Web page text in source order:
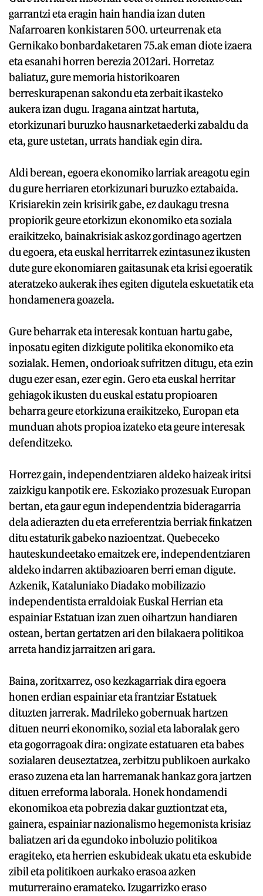
garrantzi eta eragin hain handia izan duten
Nafarroaren konkistaren 500. urteurrenak eta
Gernikako bonbardaketaren 75.ak eman diote izaera
eta esanahi horren berezia 2012ari. Horretaz
baliatuz, gure memoria historikoaren
berreskurapenan sakondu eta zerbait ikasteko
aukera izan dugu. Iragana aintzat hartuta,
etorkizunari buruzko hausnarketaederki zabaldu da
eta, gure ustetan, urrats handiak egin dira.
Aldi berean, egoera ekonomiko larriak areagotu egin
du gure herriaren etorkizunari buruzko eztabaida.
Krisiarekin zein krisirik gabe, ez daukagu tresna
propiorik geure etorkizun ekonomiko eta soziala
eraikitzeko, bainakrisiak askoz gordinago agertzen
du egoera, eta euskal herritarrek ezintasunez ikusten
dute gure ekonomiaren gaitasunak eta krisi egoeratik
ateratzeko aukerak ihes egiten digutela eskuetatik eta
hondamenera goazela.
Gure beharrak eta interesak kontuan hartu gabe,
inposatu egiten dizkigute politika ekonomiko eta
sozialak. Hemen, ondorioak sufritzen ditugu, eta ezin
dugu ezer esan, ezer egin. Gero eta euskal herritar
gehiagok ikusten du euskal estatu propioaren
beharra geure etorkizuna eraikitzeko, Europan eta
munduan ahots propioa izateko eta geure interesak
defenditzeko.
Horrez gain, independentziaren aldeko haizeak iritsi
zaizkigu kanpotik ere. Eskoziako prozesuak Europan
bertan, eta gaur egun independentzia bideragarria
dela adierazten du eta erreferentzia berriak finkatzen
ditu estaturik gabeko nazioentzat. Quebeceko
hauteskundeetako emaitzek ere, independentziaren
aldeko indarren aktibazioaren berri eman digute.
Azkenik, Kataluniako Diadako mobilizazio
independentista erraldoiak Euskal Herrian eta
espainiar Estatuan izan zuen oihartzun handiaren
ostean, bertan gertatzen ari den bilakaera politikoa
arreta handiz jarraitzen ari gara.
Baina, zoritxarrez, oso kezkagarriak dira egoera
honen erdian espainiar eta frantziar Estatuek
dituzten jarrerak. Madrileko gobernuak hartzen
dituen neurri ekonomiko, sozial eta laboralak gero
eta gogorragoak dira: ongizate estatuaren eta babes
sozialaren deuseztatzea, zerbitzu publikoen aurkako
eraso zuzena eta lan harremanak hankaz gora jartzen
dituen erreforma laborala. Honek hondamendi
ekonomikoa eta pobrezia dakar guztiontzat eta,
gainera, espainiar nazionalismo hegemonista krisiaz
baliatzen ari da egundoko inboluzio politikoa
eragiteko, eta herrien eskubideak ukatu eta eskubide
zibil eta politikoen aurkako erasoa azken
muturreraino eramateko. Izugarrizko eraso